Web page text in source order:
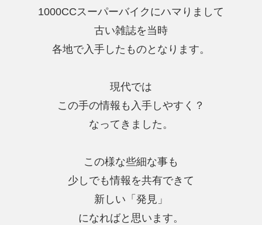
1000CCスーパーバイクにハマりまして
古い雑誌を当時
各地で入手したものとなります。
現代では
この手の情報も入手しやすく？
なってきました。
この様な些細な事も
少しでも情報を共有できて
新しい「発見」
になればと思います。